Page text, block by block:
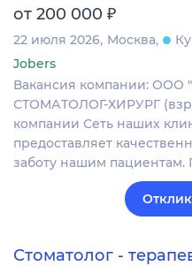
от 200 000 ₽
22 июля 2026 Москва
Jobers
Вакансия компании:
СТОМАТОЛОГ-ХИРУРГ
компании Сеть наших
предоставляет
заботу нашим
Стоматолог -